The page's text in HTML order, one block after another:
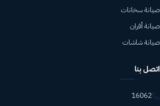
صيانة سخانات
صيانة أفران
صيانة شاشات
اتصل بنا
16062